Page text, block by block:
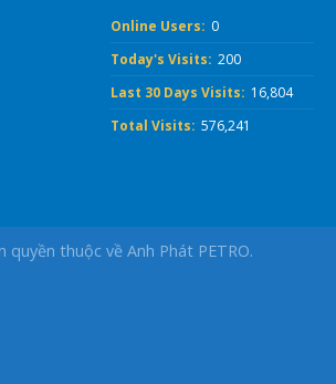
Online Users: 0
Today's Visits: 200
Last 30 Days Visits: 16,804
Total Visits: 576,241
quyền thuộc về Anh Phát PETRO.